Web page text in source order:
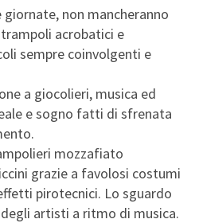
giornate, non mancheranno
acrobatici e
sempre coinvolgenti e
a giocolieri, musica ed
e sogno fatti di sfrenata
mozzafiato
grazie a favolosi costumi
pirotecnici. Lo sguardo
degli artisti a ritmo di musica.